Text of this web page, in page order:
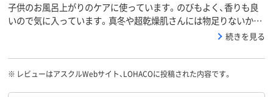
子供のお風呂上がりのケアに使っています。のびもよく、香りも良
いので気に入っています。真冬や超乾燥肌さんには物足りないかも
しれません。新しいボトルデザインになってから蓋が少しかたくな
続きを見る
※ レビューはアスクルWebサイト、LOHACOに投稿された内容です。